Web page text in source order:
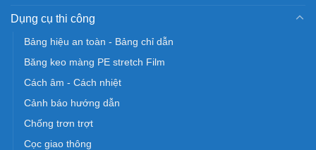
Dụng cụ thi công
Bảng hiệu an toàn - Bảng chỉ dẫn
Băng keo màng PE stretch Film
Cách âm - Cách nhiệt
Cảnh báo hướng dẫn
Chống trơn trợt
Cọc giao thông